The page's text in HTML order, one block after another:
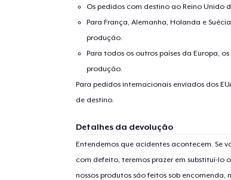
Os pedidos com destino ao Reino Unido
Para França, Alemanha, Holanda e
produção.
Para todos os outros países da Europa,
produção.
Para pedidos internacionais enviados dos
de destino.
Detalhes da devolução
Entendemos que acidentes acontecem. Se
com defeito, teremos prazer em substituí-lo
nossos produtos são feitos sob